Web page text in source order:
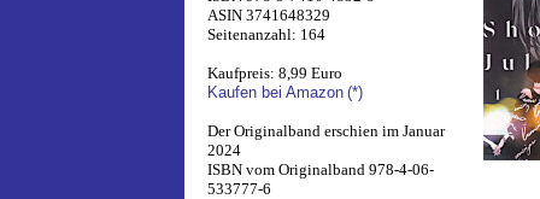
ASIN 3741648329
Seitenanzahl: 164
Kaufpreis: 8,99 Euro
Kaufen bei Amazon (*)
Der Originalband erschien im Januar
2024
ISBN vom Originalband 978-4-06-
533777-6